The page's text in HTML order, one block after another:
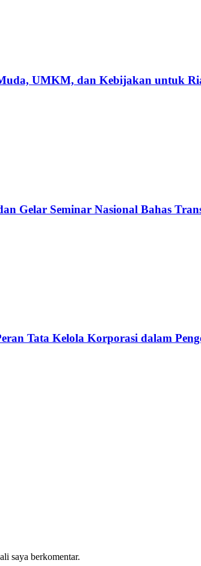
UMKM, dan Kebijakan untuk
Gelar Seminar Nasional Bahas
Tata Kelola Korporasi dalam
saya berkomentar.